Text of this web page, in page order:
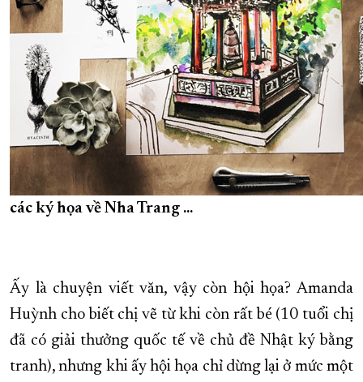
các ký họa về Nha Trang ...
Ấy là chuyện viết văn, vậy còn hội họa? Amanda
Huỳnh cho biết chị vẽ từ khi còn rất bé (10 tuổi chị
đã có giải thưởng quốc tế về chủ đề Nhật ký bằng
tranh), nhưng khi ấy hội họa chỉ dừng lại ở mức một